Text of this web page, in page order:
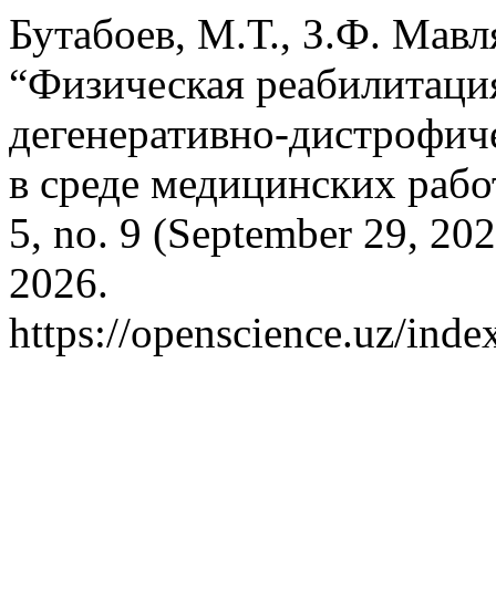
Бутабоев, М.Т., З.Ф.
“Физическая
дегенеративно-
в среде медицинских
5, no. 9 (September 29,
2026.
https://openscience.uz/